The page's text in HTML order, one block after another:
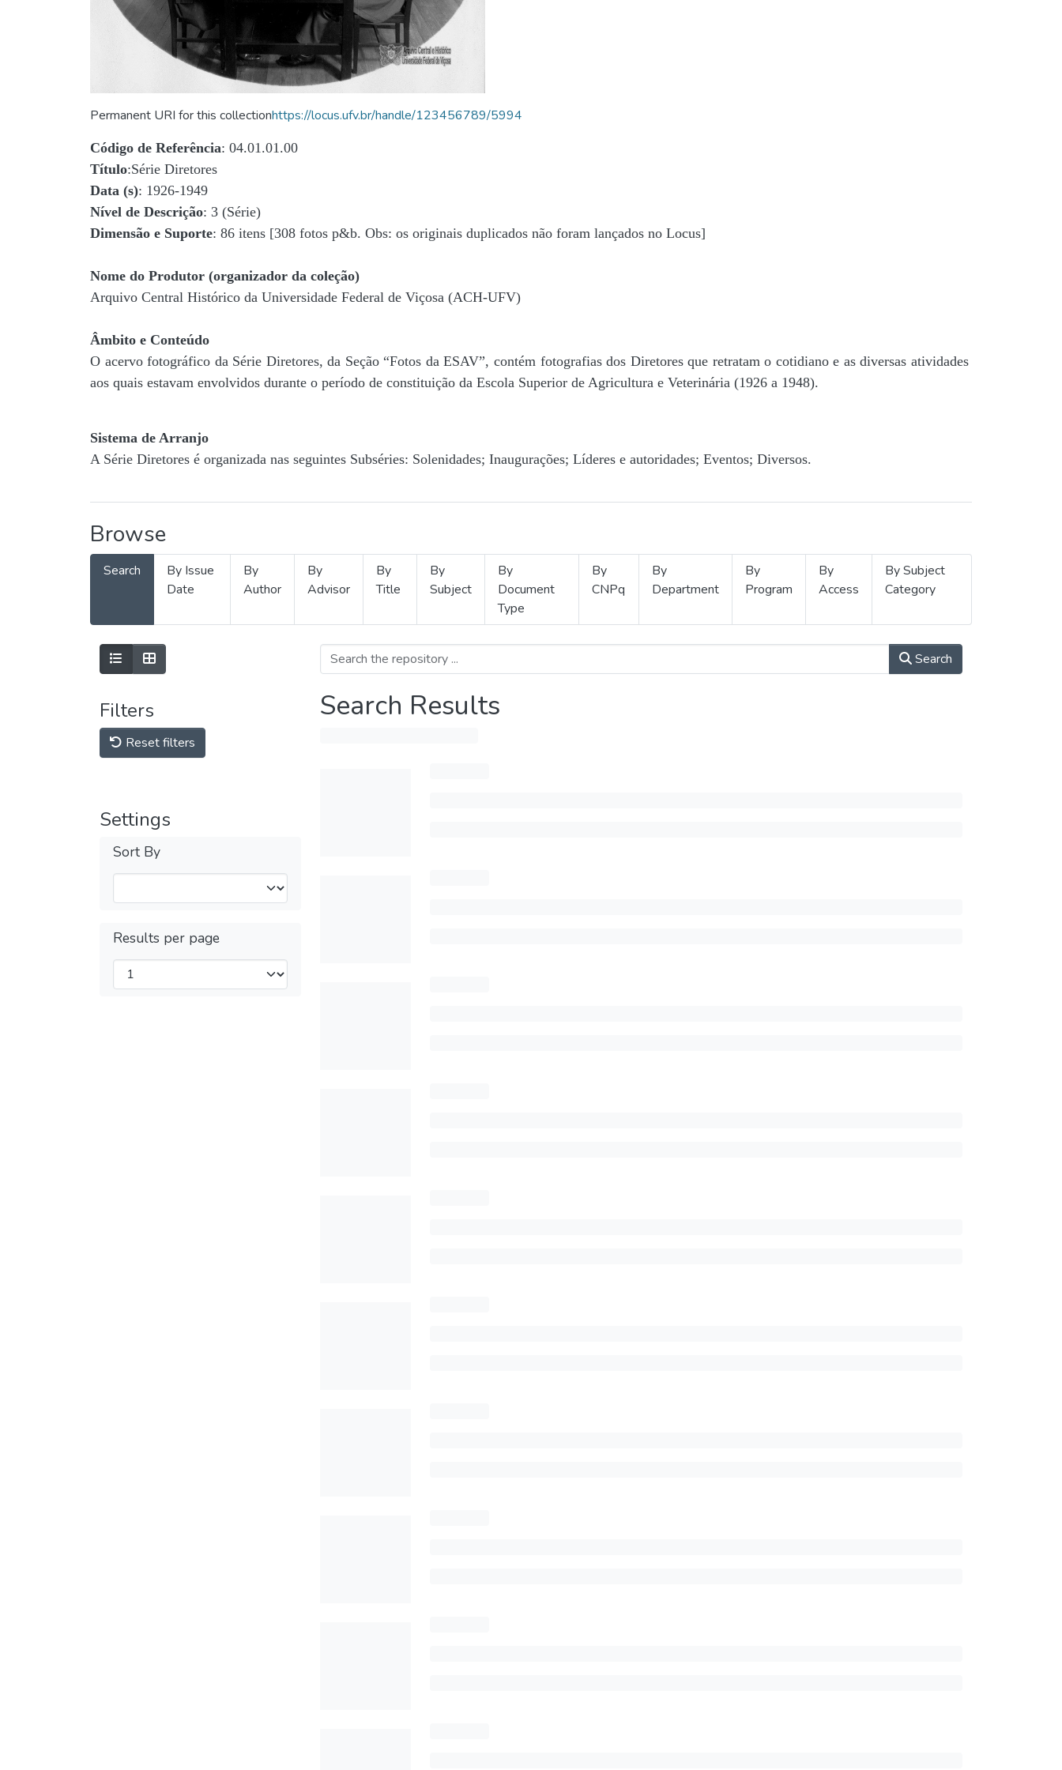
Permanent URI for this collectionhttps://locus.ufv.br/handle/123456789/5994
Código de Referência: 04.01.01.00
Título:Série Diretores
Data (s): 1926-1949
Nível de Descrição: 3 (Série)
Dimensão e Suporte: 86 itens [308 fotos p&b. Obs: os originais duplicados não foram lançados no Locus]
Nome do Produtor (organizador da coleção)
Arquivo Central Histórico da Universidade Federal de Viçosa (ACH-UFV)
Âmbito e Conteúdo
O acervo fotográfico da Série Diretores, da Seção “Fotos da ESAV”, contém fotografias dos Diretores que retratam o cotidiano e as diversas atividades
aos quais estavam envolvidos durante o período de constituição da Escola Superior de Agricultura e Veterinária (1926 a 1948).
Sistema de Arranjo
A Série Diretores é organizada nas seguintes Subséries: Solenidades; Inaugurações; Líderes e autoridades; Eventos; Diversos.
Browse
Search
By Issue
Date
By
Author
By
Advisor
By
Title
By
Subject
By
Document
Type
By
CNPq
By
Department
By
Program
By
Access
By Subject
Category
Filters
Reset filters
Settings
Sort By
Results per page
Search
Search Results